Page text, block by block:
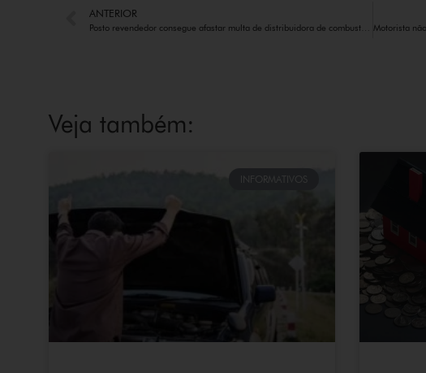
ANTERIOR
Posto revendedor consegue afastar multa de distribuidora de combustível
Veja também:
INFORMATIVOS